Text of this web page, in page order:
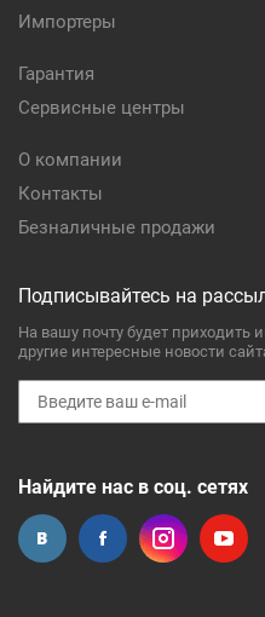
Импортеры
Гарантия
Сервисные центры
О компании
Контакты
Безналичные продажи
Подписывайтесь на
На вашу почту будет приходить
другие интересные новости
Найдите нас в соц. сетях